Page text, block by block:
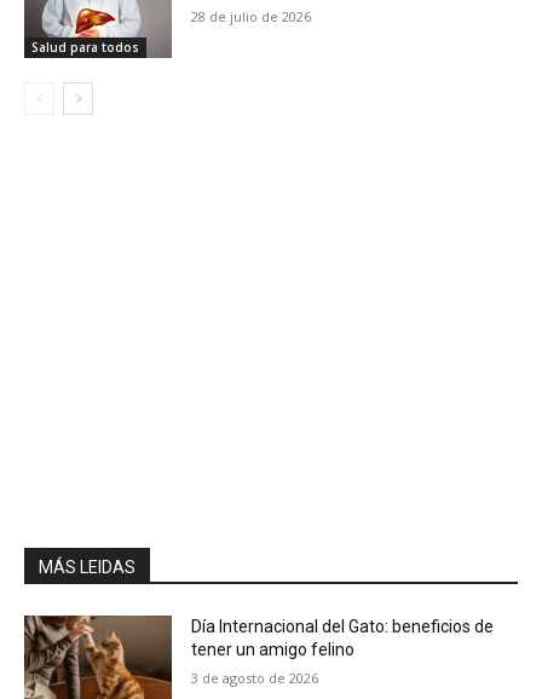
Salud para todos
28 de julio de 2026
MÁS LEIDAS
Día Internacional del Gato: beneficios de
tener un amigo felino
3 de agosto de 2026